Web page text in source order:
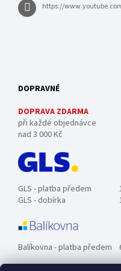
https://
DOPRAVNÉ
DOPRAVA ZDARMA
při každé objednávce
nad 3 000 Kč
GLS - platba předem
GLS - dobírka
Balíkovna - platba předem